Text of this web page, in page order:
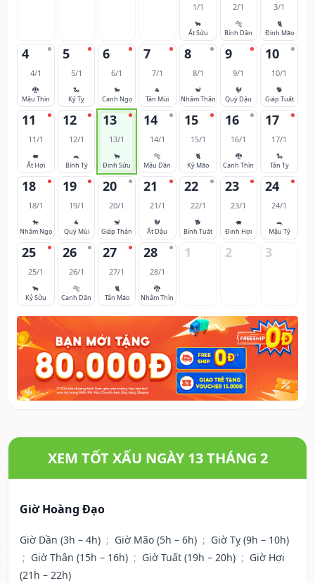
1/1
🐂
Ất Sửu
2/1
🐅
Bính Dần
3/1
🐈
Đinh Mão
4
4/1
🐉
Mậu Thìn
5
5/1
🐍
Kỷ Tỵ
6
6/1
🐎
Canh Ngọ
7
7/1
🐐
Tân Mùi
8
8/1
🐒
Nhâm Thân
9
9/1
🐓
Quý Dậu
10
10/1
🐕
Giáp Tuất
11
11/1
🐖
Ất Hợi
12
12/1
🐀
Bính Tý
13
13/1
🐂
Đinh Sửu
14
14/1
🐅
Mậu Dần
15
15/1
🐈
Kỷ Mão
16
16/1
🐉
Canh Thìn
17
17/1
🐍
Tân Tỵ
18
18/1
🐎
Nhâm Ngọ
19
19/1
🐐
Quý Mùi
20
20/1
🐒
Giáp Thân
21
21/1
🐓
Ất Dậu
22
22/1
🐕
Bính Tuất
23
23/1
🐖
Đinh Hợi
24
24/1
🐀
Mậu Tý
25
25/1
🐂
Kỷ Sửu
26
26/1
🐅
Canh Dần
27
27/1
🐈
Tân Mão
28
28/1
🐉
Nhâm Thìn
1 2 3
XEM TỐT XẤU NGÀY 13 THÁNG 2
Giờ Hoàng Đạo
Giờ Dần (3h – 4h) ; Giờ Mão (5h – 6h) ; Giờ Tỵ (9h – 10h)
; Giờ Thân (15h – 16h) ; Giờ Tuất (19h – 20h) ; Giờ Hợi
(21h – 22h)